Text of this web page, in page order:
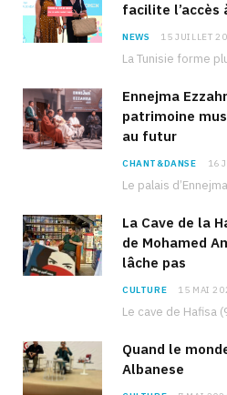
facilite l’accès
NEWS 15 JUILLET
Ennejma
patrimoine
au futur
CHANT&DANSE 16
La Cave de la
de Mohamed
lâche pas
CULTURE 15 MAI
Quand le
Albanese